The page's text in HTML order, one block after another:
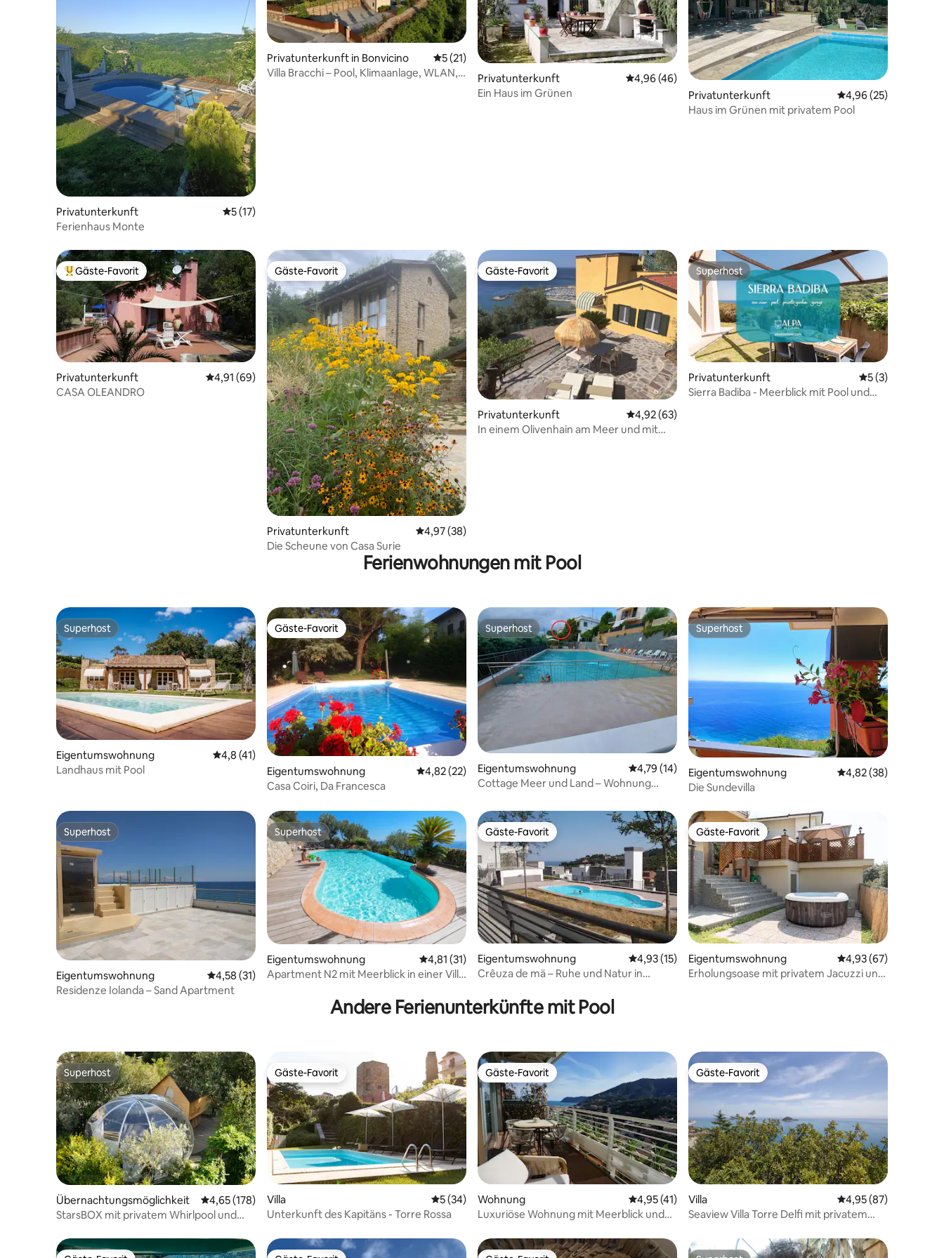
Privatunterkunft Durchschnittliche Bewertung: 5 von 5, 17 Bewertungen
5 (17)
Ferienhaus Monte
Privatunterkunft in Bonvicino Durchschnittliche Bewertung: 5 von 5, 21 Bewertungen
5 (21)
Villa Bracchi – Pool, Klimaanlage, WLAN,
Privatunterkunft Durchschnittliche Bewertung: 4,96 von 5, 46 Bewertungen
4,96 (46)
Ein Haus im Grünen
Privatunterkunft Durchschnittliche
4,96 (25)
Haus im Grünen mit privatem Pool
Beliebter Gäste-Favorit.
Gäste-Favorit
Privatunterkunft Durchschnittliche Bewertung: 4,91 von 5, 69 Bewertungen
4,91 (69)
CASA OLEANDRO
Gäste-Favorit
Gäste-Favorit
Privatunterkunft Durchschnittliche Bewertung: 4,97 von 5, 38 Bewertungen
4,97 (38)
Die Scheune von Casa Surie
Gäste-Favorit
Gäste-Favorit
Privatunterkunft Durchschnittliche Bewertung: 4,92 von 5, 63 Bewertungen
4,92 (63)
In einem Olivenhain am Meer und mit
Superhost
Superhost
Privatunterkunft
5 (3)
Sierra Badiba - Meerblick mit Pool und
Ferienwohnungen mit Pool
Superhost
Superhost
Eigentumswohnung Durchschnittliche Bewertung: 4,8 von 5, 41 Bewertungen
4,8 (41)
Landhaus mit Pool
Gäste-Favorit
Gäste-Favorit
Eigentumswohnung Durchschnittliche Bewertung: 4,82 von 5, 22 Bewertungen
4,82 (22)
Casa Coiri, Da Francesca
Superhost
Superhost
Eigentumswohnung Durchschnittliche Bewertung: 4,79 von 5, 14 Bewertungen
4,79 (14)
Cottage Meer und Land – Wohnung
Superhost
Superhost
Eigentumswohnung Durchschnittliche
4,82 (38)
Die Sundevilla
Superhost
Superhost
Eigentumswohnung Durchschnittliche Bewertung: 4,58 von 5, 31 Bewertungen
4,58 (31)
Residenze Iolanda – Sand Apartment
Superhost
Superhost
Eigentumswohnung Durchschnittliche Bewertung: 4,81 von 5, 31 Bewertungen
4,81 (31)
Apartment N2 mit Meerblick in einer Villa
Gäste-Favorit
Gäste-Favorit
Eigentumswohnung Durchschnittliche Bewertung: 4,93 von 5, 15 Bewertungen
4,93 (15)
Crêuza de mä – Ruhe und Natur in
Gäste-Favorit
Gäste-Favorit
Eigentumswohnung Durchschnittliche
4,93 (67)
Erholungsoase mit privatem Jacuzzi und
Andere Ferienunterkünfte mit Pool
Superhost
Superhost
Übernachtungsmöglichkeit Durchschnittliche Bewertung: 4,65 von 5, 178 Bewertungen
4,65 (178)
StarsBOX mit privatem Whirlpool und
Gäste-Favorit
Gäste-Favorit
Villa Durchschnittliche Bewertung: 5 von 5, 34 Bewertungen
5 (34)
Unterkunft des Kapitäns - Torre Rossa
Gäste-Favorit
Gäste-Favorit
Wohnung Durchschnittliche Bewertung: 4,95 von 5, 41 Bewertungen
4,95 (41)
Luxuriöse Wohnung mit Meerblick und
Gäste-Favorit
Gäste-Favorit
Villa Durchschnittliche
4,95 (87)
Seaview Villa Torre Delfi mit privatem